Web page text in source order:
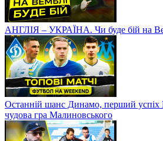
АНГЛІЯ – УКРАЇНА. Чи буде бій на
Останній шанс Динамо, перший
чудова гра Малиновського